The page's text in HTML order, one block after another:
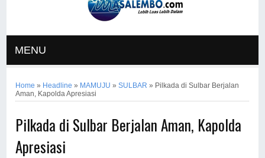
MENU
Home » Headline » MAMUJU »SULBAR » Pilkada di Sulbar Berjalan
Aman, Kapolda Apresiasi
Pilkada di Sulbar Berjalan Aman, Kapolda
Apresiasi